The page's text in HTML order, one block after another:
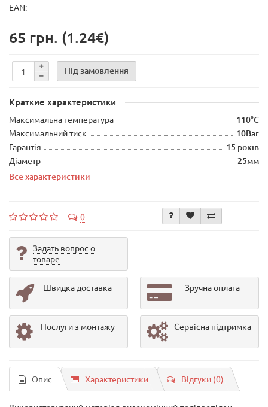
EAN: -
65 грн. (1.24€)
Під замовлення
Краткие характеристики
Максимальна температура 110°C
Максимальний тиск 10Bar
Гарантія 15 років
Діаметр
25мм
Все характеристики
0
Задать вопрос о
товаре
Швидка доставка Зручна оплата
Послуги з монтажу Сервісна підтримка
Опис Характеристики Відгуки (0)